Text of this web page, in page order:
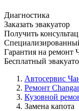
Диагностика
Заказать эвакуатор
Получить
Гарантия на ремонт
Бесплатный
Автосервис
Ремонт
Кузовной
Замена капота